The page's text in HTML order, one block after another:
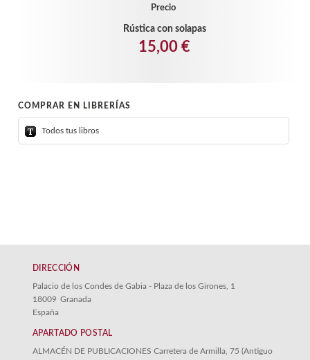
Precio
Rústica con solapas
15,00 €
COMPRAR EN LIBRERÍAS
Todos tus libros
DIRECCIÓN
Palacio de los Condes de Gabia - Plaza de los Girones, 1
18009 Granada
España
APARTADO POSTAL
ALMACÉN DE PUBLICACIONES Carretera de Armilla, 75 (Antiguo